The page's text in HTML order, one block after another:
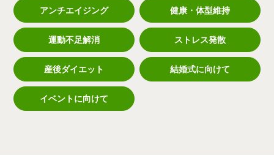
アンチエイジング 健康・体型維持
運動不足解消 ストレス発散
産後ダイエット 結婚式に向けて
イベントに向けて